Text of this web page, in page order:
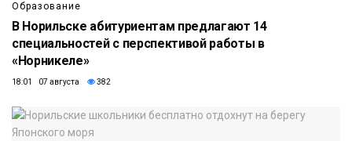
Образование
В Норильске абитуриентам предлагают 14
специальностей с перспективой работы в
«Норникеле»
18:01 07 августа 382